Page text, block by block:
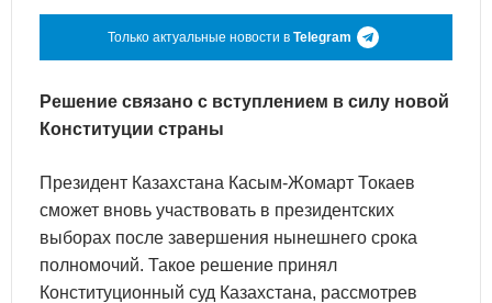
Только актуальные новости в Telegram
Решение связано с вступлением в силу новой
Конституции страны
Президент Казахстана Касым-Жомарт Токаев
сможет вновь участвовать в президентских
выборах после завершения нынешнего срока
полномочий. Такое решение принял
Конституционный суд Казахстана, рассмотрев